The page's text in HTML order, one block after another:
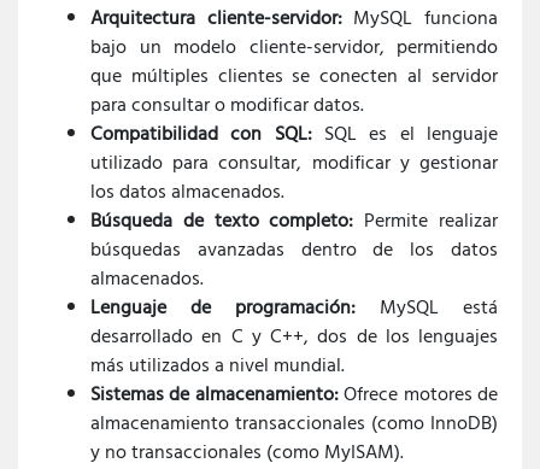
Arquitectura cliente-servidor:MySQL funciona
bajo un modelo cliente-servidor, permitiendo
que múltiples clientes se conecten al servidor
para consultar o modificar datos.
Compatibilidad con SQL:SQL es el lenguaje
utilizado para consultar, modificar y gestionar
los datos almacenados.
Búsqueda de texto completo: Permite realizar
búsquedas avanzadas dentro de los datos
almacenados.
Lenguaje de programación: MySQL está
desarrollado en C y C++, dos de los lenguajes
más utilizados a nivel mundial.
Sistemas de almacenamiento:Ofrece motores de
almacenamiento transaccionales (como InnoDB)
y no transaccionales (como MyISAM).